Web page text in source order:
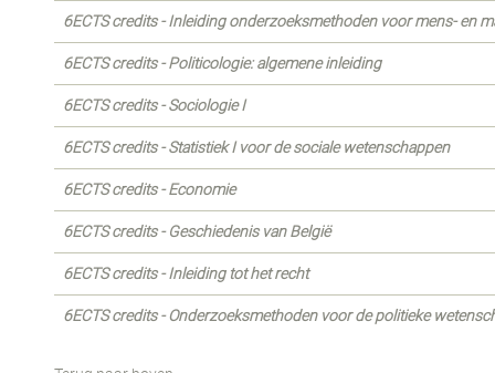
6ECTS credits - Inleiding onderzoeksmethoden voor mens- en
6ECTS credits - Politicologie: algemene inleiding
6ECTS credits - Sociologie I
6ECTS credits - Statistiek I voor de sociale wetenschappen
6ECTS credits - Economie
6ECTS credits - Geschiedenis van België
6ECTS credits - Inleiding tot het recht
6ECTS credits - Onderzoeksmethoden voor de politieke